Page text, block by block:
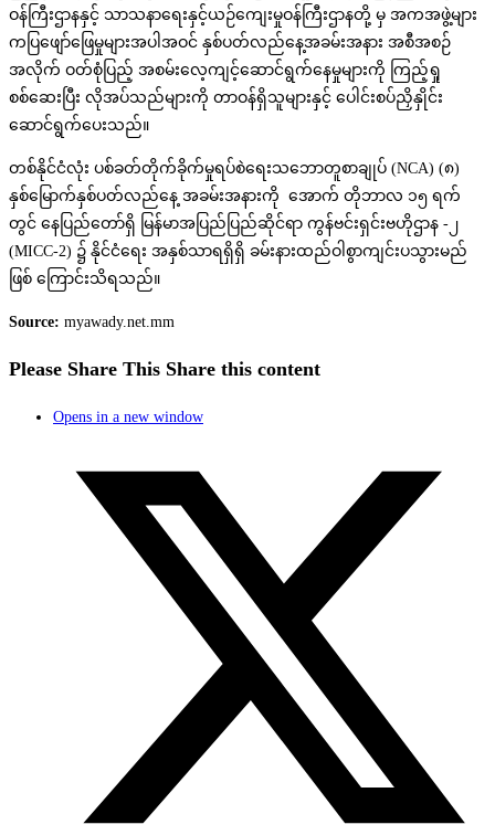
ဝန်ကြီးဌာနနှင့် သာသနာရေးနှင့်ယဉ်ကျေးမှုဝန်ကြီးဌာနတို့ မှ အကအဖွဲ့များ
ကပြဖျော်ဖြေမှုများအပါအဝင် နှစ်ပတ်လည်နေ့အခမ်းအနား အစီအစဉ်
အလိုက် ဝတ်စုံပြည့် အစမ်းလေ့ကျင့်ဆောင်ရွက်နေမှုများကို ကြည့်ရှု
စစ်ဆေးပြီး လိုအပ်သည်များကို တာဝန်ရှိသူများနှင့် ပေါင်းစပ်ညှိနှိုင်း
ဆောင်ရွက်ပေးသည်။
တစ်နိုင်ငံလုံး ပစ်ခတ်တိုက်ခိုက်မှုရပ်စဲရေးသဘောတူစာချုပ် (NCA) (၈)
နှစ်မြောက်နှစ်ပတ်လည်နေ့ အခမ်းအနားကို အောက် တိုဘာလ ၁၅ ရက်
တွင် နေပြည်တော်ရှိ မြန်မာအပြည်ပြည်ဆိုင်ရာ ကွန်ဗင်းရှင်းဗဟိုဌာန -၂
(MICC-2) ၌ နိုင်ငံရေး အနှစ်သာရရှိရှိ ခမ်းနားထည်ဝါစွာကျင်းပသွားမည်
ဖြစ် ကြောင်းသိရသည်။
Source: myawady.net.mm
Please Share This Share this content
Opens in a new window